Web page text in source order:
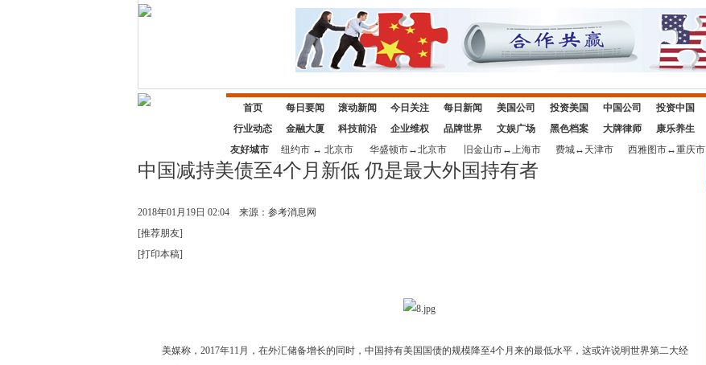
首页 每日要闻 滚动新闻 今日关注 每日新闻 美国公司 投资美国 中国公司 投资中国
行业动态
金融大厦 科技前沿 企业维权 品牌世界 文娱广场 黑色档案 大牌律师 康乐养生
友好城市
纽约市↔ 北京市 华盛顿市↔北京市 旧金山市↔上海市 费城↔ 天津市 西雅图市↔重庆市
中国减持美债至4个月新低 仍是最大外国持有者
2018年01月19日 02:04
来源：参考消息网
[推荐朋友]
[打印本稿]
美媒称，2017年11月，在外汇储备增长的同时，中国持有美国国债的规模降至4个月来的最低水平，这或许说明世界第二大经